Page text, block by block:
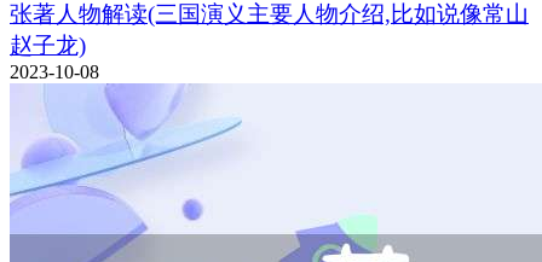
张著人物解读(三国演义主要人物介绍,比如说像常山
赵子龙)
2023-10-08